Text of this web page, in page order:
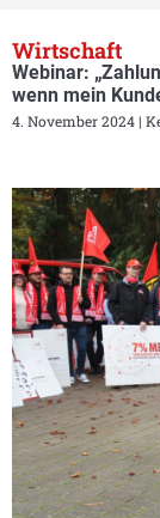
Wirtschaft
Webinar:
wenn mein
4. November 2024